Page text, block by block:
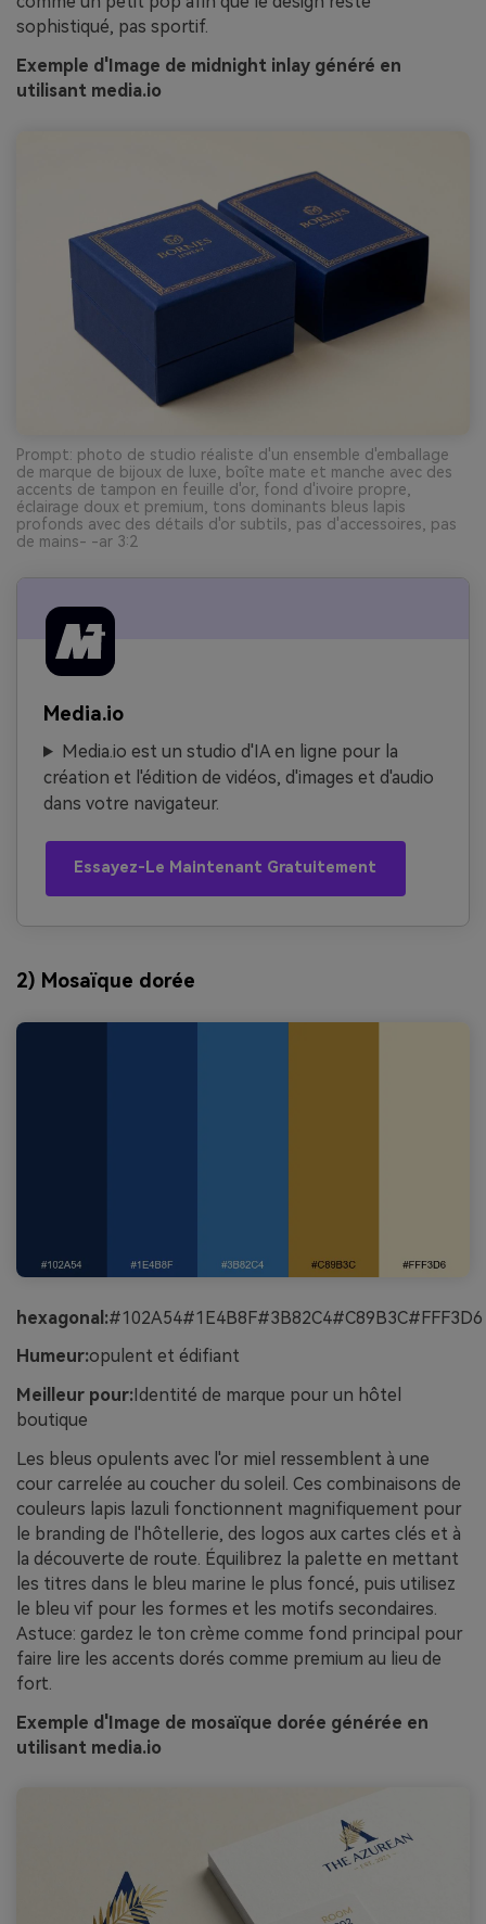
sophistiqué, pas sportif.
Exemple d'Image de midnight inlay généré en
utilisant media.io
Prompt: photo de studio réaliste d'un ensemble d'emballage
de marque de bijoux de luxe, boîte mate et manche avec des
accents de tampon en feuille d'or, fond d'ivoire propre,
éclairage doux et premium, tons dominants bleus lapis
profonds avec des détails d'or subtils, pas d'accessoires, pas
de mains- -ar 3:2
Media.io
Media.io est un studio d'IA en ligne pour la
création et l'édition de vidéos, d'images et d'audio
dans votre navigateur.
Essayez-Le Maintenant Gratuitement
2) Mosaïque dorée
hexagonal:#102A54#1E4B8F#3B82C4#C89B3C#FFF3D6
Humeur:opulent et édifiant
Meilleur pour: Identité de marque pour un hôtel
boutique
Les bleus opulents avec l'or miel ressemblent à une
cour carrelée au coucher du soleil. Ces combinaisons de
couleurs lapis lazuli fonctionnent magnifiquement pour
le branding de l'hôtellerie, des logos aux cartes clés et à
la découverte de route. Équilibrez la palette en mettant
les titres dans le bleu marine le plus foncé, puis utilisez
le bleu vif pour les formes et les motifs secondaires.
Astuce: gardez le ton crème comme fond principal pour
faire lire les accents dorés comme premium au lieu de
fort.
Exemple d'Image de mosaïque dorée générée en
utilisant media.io